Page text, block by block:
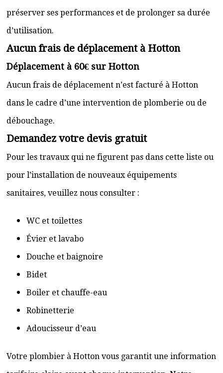
préserver ses performances et de prolonger sa durée
d’utilisation.
Aucun frais de déplacement à Hotton
Déplacement à 60€ sur Hotton
Aucun frais de déplacement n’est facturé à Hotton
dans le cadre d’une intervention de plomberie ou de
débouchage.
Demandez votre devis gratuit
Pour les travaux qui ne figurent pas dans cette liste ou
pour l’installation de nouveaux équipements
sanitaires, veuillez nous consulter :
WC et toilettes
Évier et lavabo
Douche et baignoire
Bidet
Boiler et chauffe-eau
Robinetterie
Adoucisseur d’eau
Votre plombier à Hotton vous garantit une information